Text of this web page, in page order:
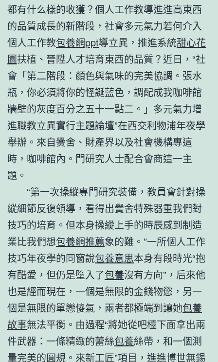
都有什么樣的收獲？個人工作教導進進高東西
的品質成長的新階段，社會多元氣力若何介入
個人工作教包養網ppt導立異，推進系統甜心花
園扶植、晉陞人才培育東西的品質？近日，“社
會「第二階段：顏色與氣味的完美協調。張水
瓶，你必須將你的怪誕藍色，調配成我咖啡館
牆壁的灰度百分之五十一點二。」多元氣力增
進職教立異實行主題論壇”在西交利物浦年夜學
舉辦。來自黌舍、財產界以及社會機構專這
時，咖啡館內。門研究人士配合會商這一主
題。
“第一次操縱專門研究裝備，教員會針對操
縱細節反復領導，看得出黌舍特殊器重我們對
技巧的培育。但本身操縱上手的時辰感到制造
業比我們想包養網推薦象的難。”一所個人工作
技巧年夜學的同窗說包養意思本身有段時光“抱
有酷愛，但仍是墮入了包養沒有方向”，后來他
也是經而現在，一個是無限的金錢物慾，另一
個是無限的單戀傻氣，兩者都極端到讓她包養
故事無法平衡。由過程“將她從吧檯下面拿出兩
件武器：一條精緻的蕾絲包養絲帶，和一個測
量完美的圓規。來新工匠”項目，進進博世無錫